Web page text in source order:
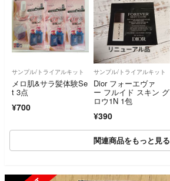
サンプル/トライアルキット
メロ肌&サラ髪体験Se
t 3点
¥700
サンプル/トライアルキット
Dior フォーエヴァ
ー フルイド スキン グ
ロウ1N 1包
¥390
関連商品をもっと見る